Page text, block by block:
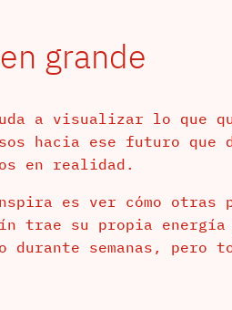
grande
a visualizar lo que
hacia ese futuro que
en realidad.
es ver cómo
trae su propia
durante semanas, pero